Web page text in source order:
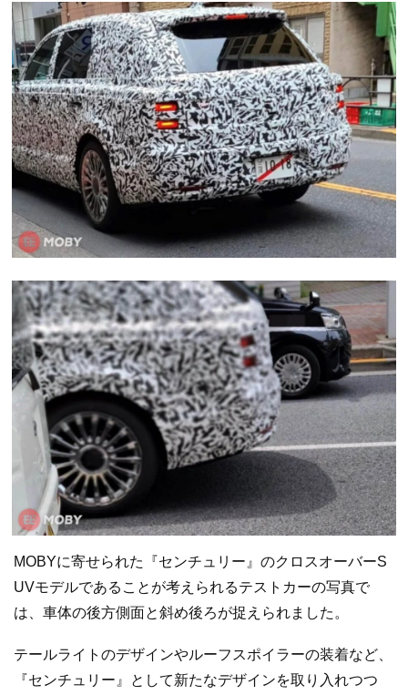
MOBYに寄せられた『センチュリー』のクロスオーバーS
UVモデルであることが考えられるテストカーの写真で
は、車体の後方側面と斜め後ろが捉えられました。
テールライトのデザインやルーフスポイラーの装着など、
『センチュリー』として新たなデザインを取り入れつつ